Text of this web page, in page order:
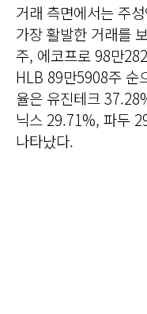
거래 측면에서는 주
가장 활발한 거래를
주, 에코프로 98만
HLB 89만5908주 순
율은 유진테크
닉스 29.71%, 파두
나타났다.